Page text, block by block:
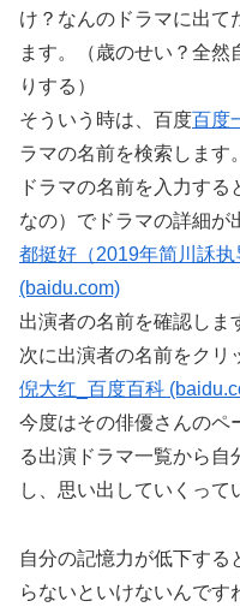
け？なんのドラマに出て
ます。（歳のせい？全然
りする）
そういう時は、百度百度
ラマの名前を検索します。
ドラマの名前を入力す
なの）でドラマの詳細が
都挺好（2019年简川訸
(baidu.com)
出演者の名前を確認しま
次に出演者の名前をクリ
倪大红_百度百科
今度はその俳優さんのペ
る出演ドラマ一覧から自
し、思い出していくって
自分の記憶力が低下する
らないといけないんです